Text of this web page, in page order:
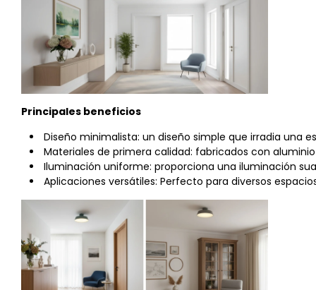
Principales beneficios
Diseño minimalista: un diseño simple que irradia una
Materiales de primera calidad: fabricados con
Iluminación uniforme: proporciona una iluminación
Aplicaciones versátiles: Perfecto para diversos